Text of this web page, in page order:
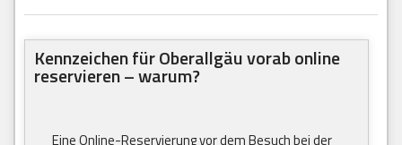
Kennzeichen für Oberallgäu vorab online
reservieren – warum?
Eine Online-Reservierung vor dem Besuch bei der